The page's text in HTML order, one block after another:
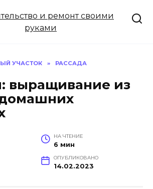
УЧАСТОК » РАССАДА
выращивание из
НА ЧТЕНИЕ
6 мин
ОПУБЛИКОВАНО
14.02.2023